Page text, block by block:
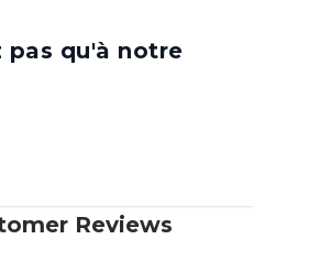
pas qu'à notre
Reviews